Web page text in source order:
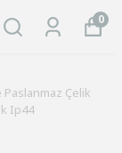
0
Paslanmaz Çelik
Ip44